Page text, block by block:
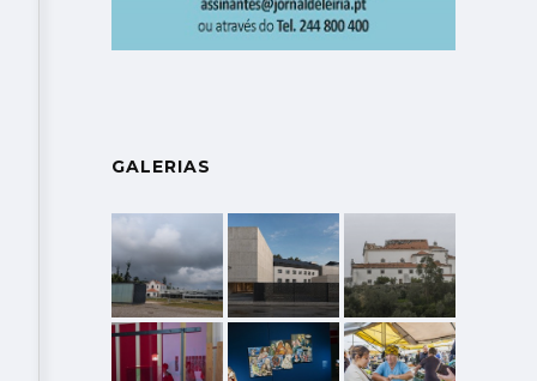
GALERIAS